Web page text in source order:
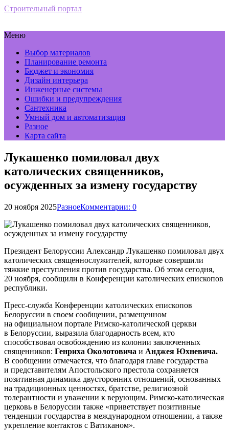
Строительный портал
Меню
Выбор материалов
Планирование ремонта
Бюджет и экономия
Дизайн интерьера
Инженерные системы
Ошибки и предупреждения
Сантехника
Умный дом и автоматизация
Разное
Карта сайта
Лукашенко помиловал двух
католических священников,
осужденных за измену государству
20 ноября 2025РазноеКомментарии: 0
Президент Белоруссии Александр Лукашенко помиловал двух
католических священнослужителей, которые совершили
тяжкие преступления против государства. Об этом сегодня,
20 ноября, сообщили в Конференции католических епископов
республики.
Пресс-служба Конференции католических епископов
Белоруссии в своем сообщении, размещенном
на официальном портале Римско-католической церкви
в Белоруссии, выразила благодарность всем, кто
способствовал освобождению из колонии заключенных
священников: Генриха Околотовича и Анджея Юхневича.
В сообщении отмечается, что благодаря главе государства
и представителям Апостольского престола сохраняется
позитивная динамика двусторонних отношений, основанных
на традиционных ценностях, братстве, религиозной
толерантности и уважении к верующим. Римско-католическая
церковь в Белоруссии также «приветствует позитивные
тенденции государства в международном отношении, а также
укрепление контактов с Ватиканом».